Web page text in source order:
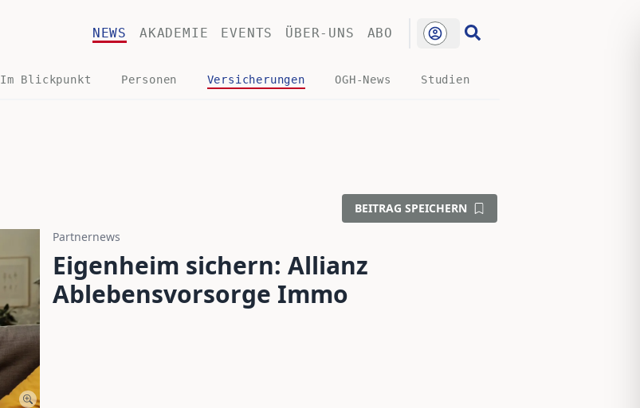
NEWS AKADEMIE EVENTS ÜBER-UNS ABO
Im Blickpunkt Personen Versicherungen OGH-News Studien
BEITRAG SPEICHERN
Partnernews
Eigenheim sichern: Allianz
Ablebensvorsorge Immo